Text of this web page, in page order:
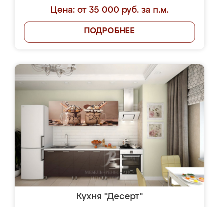
Цена: от 35 000 руб. за п.м.
ПОДРОБНЕЕ
Кухня "Десерт"